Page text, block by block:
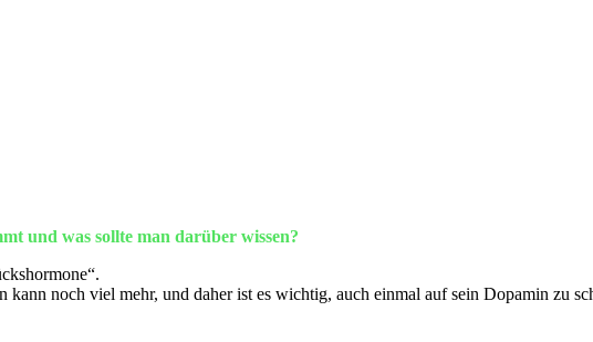
und was sollte man darüber wissen?
noch viel mehr, und daher ist es wichtig, auch einmal auf sein Dopamin zu